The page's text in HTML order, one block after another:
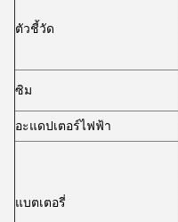
ตัวชี้วัด
ซิม
อะแดปเตอร์ไฟฟ้า
แบตเตอรี่